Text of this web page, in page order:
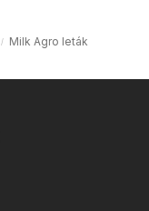
Milk Agro leták